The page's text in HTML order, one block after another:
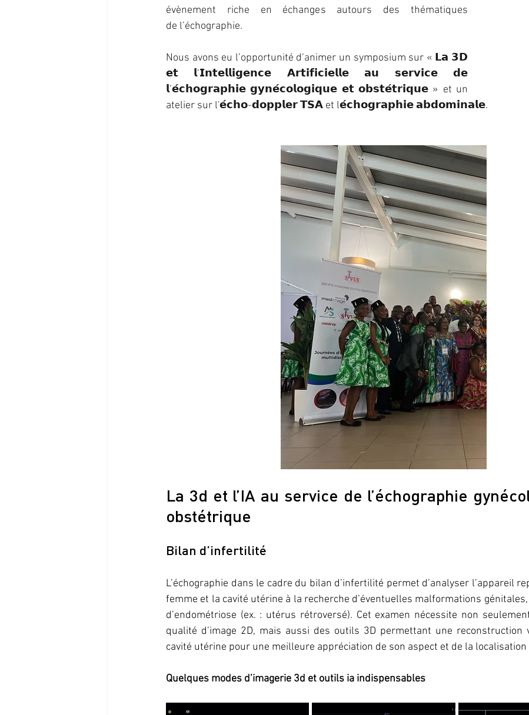
évènement riche en échanges autours des thématiques
de l’échographie.
Nous avons eu l’opportunité d’animer un symposium sur « 𝗟𝗮 𝟯𝗗
𝗲𝘁 𝗹’𝗜𝗻𝘁𝗲𝗹𝗹𝗶𝗴𝗲𝗻𝗰𝗲 𝗔𝗿𝘁𝗶𝗳𝗶𝗰𝗶𝗲𝗹𝗹𝗲 𝗮𝘂 𝘀𝗲𝗿𝘃𝗶𝗰𝗲 𝗱𝗲
𝗹’𝗲́𝗰𝗵𝗼𝗴𝗿𝗮𝗽𝗵𝗶𝗲 𝗴𝘆𝗻𝗲́𝗰𝗼𝗹𝗼𝗴𝗶𝗾𝘂𝗲 𝗲𝘁 𝗼𝗯𝘀𝘁𝗲́𝘁𝗿𝗶𝗾𝘂𝗲 » et un
atelier sur l'𝗲́𝗰𝗵𝗼-𝗱𝗼𝗽𝗽𝗹𝗲𝗿 𝗧𝗦𝗔 et l𝗲́𝗰𝗵𝗼𝗴𝗿𝗮𝗽𝗵𝗶𝗲 𝗮𝗯𝗱𝗼𝗺𝗶𝗻𝗮𝗹𝗲.
La 3d et l’IA au service de l’échographie
obstétrique
Bilan d’infertilité
L’échographie dans le cadre du bilan d’infertilité permet d’analyser l’appareil
femme et la cavité utérine à la recherche d’éventuelles malformations
d’endométriose (ex. : utérus rétroversé). Cet examen nécessite non
qualité d’image 2D, mais aussi des outils 3D permettant une reconstruction
cavité utérine pour une meilleure appréciation de son aspect et de la localisation
Quelques modes d’imagerie 3d et outils ia indispensables